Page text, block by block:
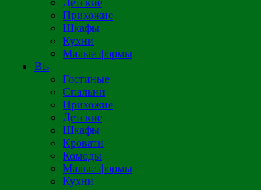
Детские
Прихожие
Шкафы
Кухни
Малые формы
Bts
Гостиные
Спальни
Прихожие
Детские
Шкафы
Кровати
Комоды
Малые формы
Кухни